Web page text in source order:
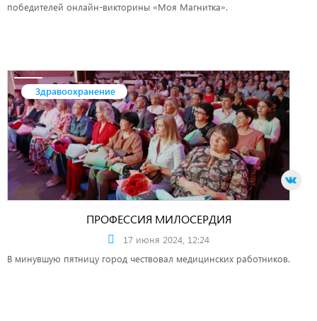
победителей онлайн-викторины «Моя Магнитка».
Здравоохранение
ПРОФЕССИЯ МИЛОСЕРДИЯ
17 июня 2024, 12:24
В минувшую пятницу город чествовал медицинских работников.